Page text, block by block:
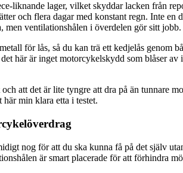
liknande lager, vilket skyddar lacken från
och flera dagar med konstant regn. Inte
ventilationshålen i överdelen gör sitt
för lås, så du kan trä ett kedjelås genom
här är inget motorcykelskydd som blåser
att det är lite tyngre att dra på än tunnare
min klara etta i testet.
nog för att du ska kunna få på det själv
är smart placerade för att förhindra